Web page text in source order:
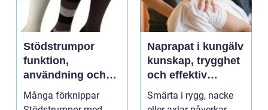
Stödstrumpor
funktion,
användning och
hur du väljer rätt
Många förknippar
Naprapat i kungälv
kunskap, trygghet
och effektiv
smärtlindring
Smärta i rygg, nacke